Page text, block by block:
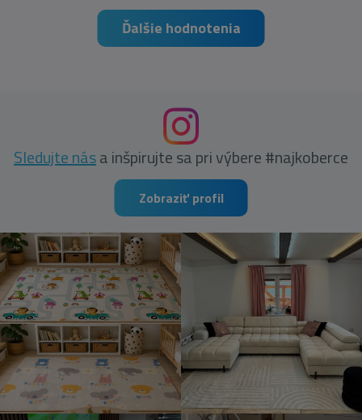
Ďalšie hodnotenia
Sledujte nása inšpirujte sa pri výbere #najkoberce
Zobraziť profil